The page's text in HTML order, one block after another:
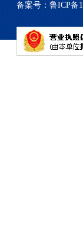
备案号： 鲁ICP备